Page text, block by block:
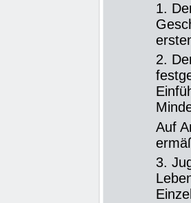
1.
2.
Auf
3.